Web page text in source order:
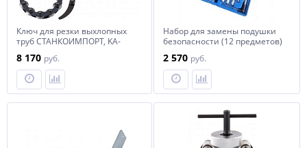
Ключ для резки выхлопных
труб СТАНКОИМПОРТ, KA-
8 170 руб.
Набор для замены подушки
безопасности (12 предметов)
2 570 руб.